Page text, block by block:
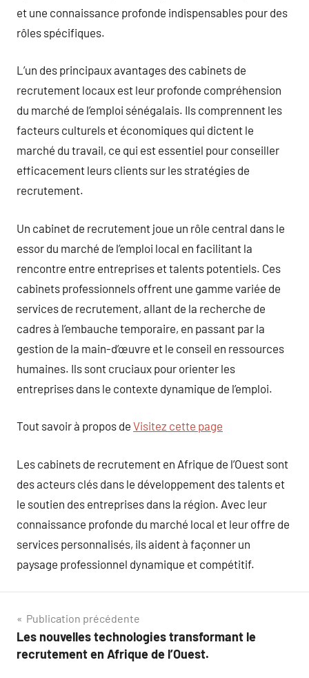
et une connaissance profonde indispensables pour des
rôles spécifiques.
L’un des principaux avantages des cabinets de
recrutement locaux est leur profonde compréhension
du marché de l’emploi sénégalais. Ils comprennent les
facteurs culturels et économiques qui dictent le
marché du travail, ce qui est essentiel pour conseiller
efficacement leurs clients sur les stratégies de
recrutement.
Un cabinet de recrutement joue un rôle central dans le
essor du marché de l’emploi local en facilitant la
rencontre entre entreprises et talents potentiels. Ces
cabinets professionnels offrent une gamme variée de
services de recrutement, allant de la recherche de
cadres à l’embauche temporaire, en passant par la
gestion de la main-d’œuvre et le conseil en ressources
humaines. Ils sont cruciaux pour orienter les
entreprises dans le contexte dynamique de l’emploi.
Tout savoir à propos de Visitez cette page
Les cabinets de recrutement en Afrique de l’Ouest sont
des acteurs clés dans le développement des talents et
le soutien des entreprises dans la région. Avec leur
connaissance profonde du marché local et leur offre de
services personnalisés, ils aident à façonner un
paysage professionnel dynamique et compétitif.
Navigation
de
Publication précédente
Les nouvelles technologies transformant le
recrutement en Afrique de l’Ouest.